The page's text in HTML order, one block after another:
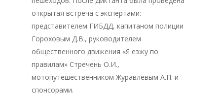
открытая встреча с экспертами:
представителем ГИБДД, капитаном полиции
Гороховым Д.В., руководителем
общественного движения «Я езжу по
правилам» Стречень О.И.,
мотопутешественником Журавлевым А.П. и
спонсорами.